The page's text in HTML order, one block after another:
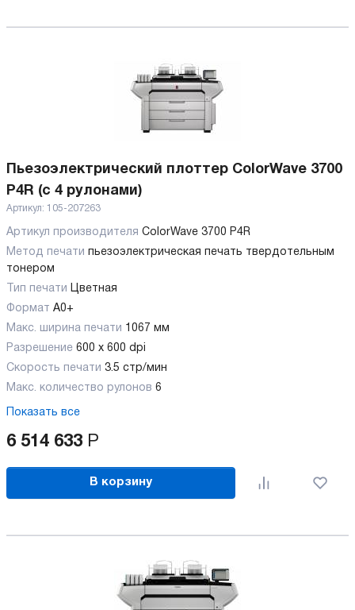
Пьезоэлектрический плоттер ColorWave 3700
P4R (с 4 рулонами)
Артикул: 105-207263
Артикул производителя ColorWave 3700 P4R
Метод печати пьезоэлектрическая печать твердотельным
тонером
Тип печати Цветная
Формат A0+
Макс. ширина печати 1067 мм
Разрешение 600 х 600 dpi
Скорость печати 3.5 стр/мин
Макс. количество рулонов 6
Показать все
6 514 633 Р
В корзину